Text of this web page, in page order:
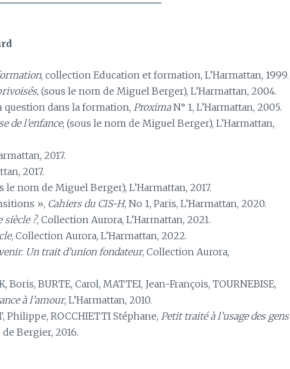
, collection Education et formation, L’Harmattan, 1999.
, (sous le nom de Miguel Berger), L’Harmattan, 2004.
question dans la formation,ProximaN° 1, L’Harmattan, 2005.
de l’enfance, (sous le nom de Miguel Berger), L’Harmattan,
2017.
2017.
le nom de Miguel Berger), L’Harmattan, 2017.
», Cahiers du CIS-H, No 1, Paris, L’Harmattan, 2020.
siècle ?, Collection Aurora, L’Harmattan, 2021.
, Collection Aurora, L’Harmattan, 2022.
Un trait d’union fondateur, Collection Aurora,
Boris, BURTE, Carol, MATTEI, Jean-François, TOURNEBISE,
à l’amour, L’Harmattan, 2010.
Philippe, ROCCHIETTI Stéphane,Petit traité à l’usage des gens
Bergier, 2016.